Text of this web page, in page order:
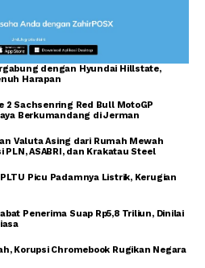
dengan Hyundai Hillstate,
Harapan
2 Sachsenring Red Bull MotoGP
Berkumandang di Jerman
Valuta Asing dari Rumah Mewah
ASABRI, dan Krakatau Steel
Picu Padamnya Listrik, Kerugian
Penerima Suap Rp5,8 Triliun, Dinilai
Korupsi Chromebook Rugikan Negara